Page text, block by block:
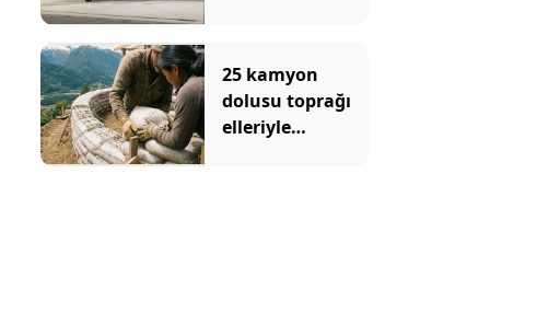
25 kamyon
dolusu toprağı
elleriyle